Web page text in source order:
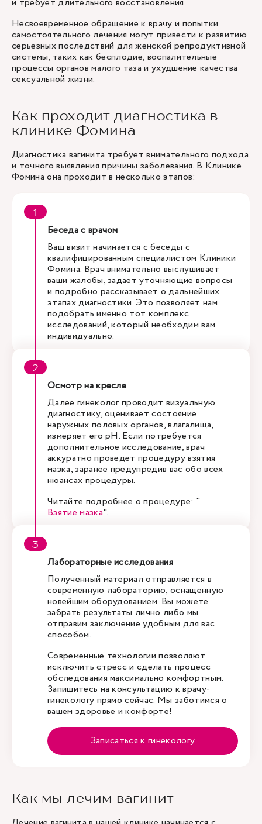
Несвоевременное обращение к врачу и попытки
самостоятельного лечения могут привести к развитию
серьезных последствий для женской репродуктивной
системы, таких как бесплодие, воспалительные
процессы органов малого таза и ухудшение качества
сексуальной жизни.
Как проходит диагностика в
клинике Фомина
Диагностика вагинита требует внимательного подхода
и точного выявления причины заболевания. В Клинике
Фомина она проходит в несколько этапов:
Беседа с врачом
Ваш визит начинается с беседы с
квалифицированным специалистом Клиники
Фомина. Врач внимательно выслушивает
ваши жалобы, задает уточняющие вопросы
и подробно рассказывает о дальнейших
этапах диагностики. Это позволяет нам
подобрать именно тот комплекс
исследований, который необходим вам
индивидуально.
Осмотр на кресле
Далее гинеколог проводит визуальную
диагностику, оценивает состояние
наружных половых органов, влагалища,
измеряет его pH. Если потребуется
дополнительное исследование, врач
аккуратно проведет процедуру взятия
мазка, заранее предупредив вас обо всех
нюансах процедуры.
Читайте подробнее о процедуре: "
Взятие мазка".
Лабораторные исследования
Полученный материал отправляется в
современную лабораторию, оснащенную
новейшим оборудованием. Вы можете
забрать результаты лично либо мы
отправим заключение удобным для вас
способом.
Современные технологии позволяют
исключить стресс и сделать процесс
обследования максимально комфортным.
Запишитесь на консультацию к врачу-
гинекологу прямо сейчас. Мы заботимся о
вашем здоровье и комфорте!
Записаться к гинекологу
Как мы лечим вагинит